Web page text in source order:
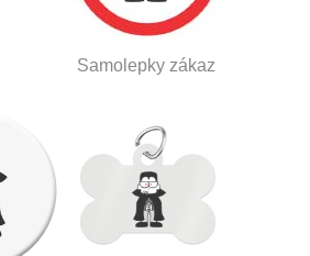
Samolepky zákaz